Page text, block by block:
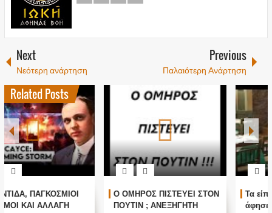
Next
Νεότερη ανάρτηση
Previous
Παλαιότερη Ανάρτηση
Related Posts
Ο ΟΜΗΡΟΣ ΠΙΣΤΕΥΕΙ ΣΤΟΝ
ΠΟΥΤΙΝ ; ΑΝΕΞΗΓΗΤΗ
Τα είπε όλα με μιας ! Τους
άφησε όλους άφωνους